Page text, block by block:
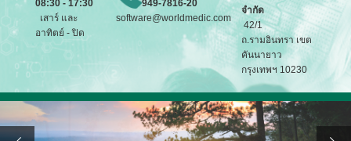
08:30 - 17:30
เสาร์ และ
อาทิตย์ - ปิด
949-7816-20
software@worldmedic.com
จำกัด
42/1
ถ.รามอินทรา เขต
คันนายาว
กรุงเทพฯ 10230